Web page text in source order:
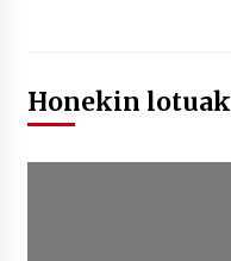
Honekin lotuak